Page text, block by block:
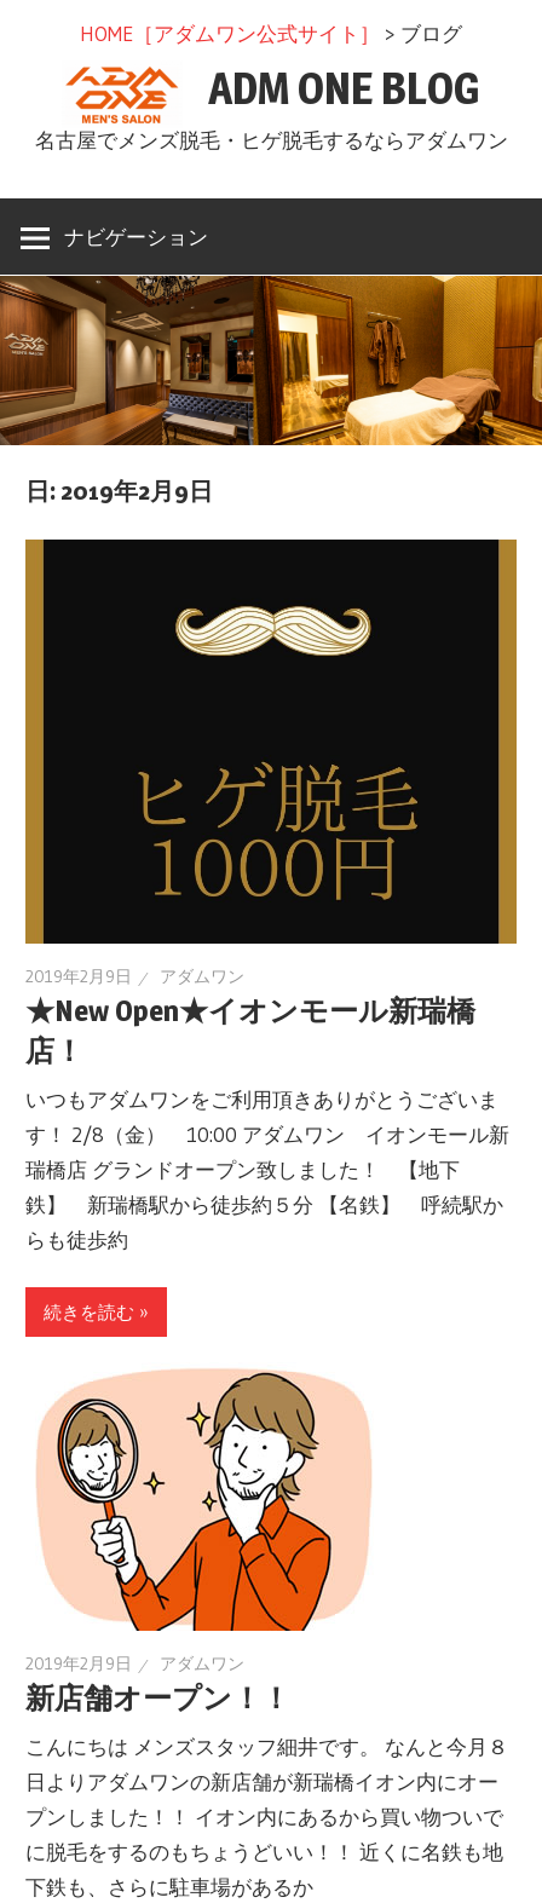
へ
ッ
プ
HOME［アダムワン公式サイト］ > ブログ
ADM ONE BLOG
名古屋でメンズ脱毛・ヒゲ脱毛するならアダムワン
ナビゲーション
日: 2019年2月9日
2019年2月9日 アダムワン
★New Open★イオンモール新瑞橋
店！
いつもアダムワンをご利用頂きありがとうございま
す！ 2/8（金） 10:00 アダムワン イオンモール新
瑞橋店 グランドオープン致しました！ 【地下
鉄】 新瑞橋駅から徒歩約５分 【名鉄】 呼続駅か
らも徒歩約
続きを読む »
2019年2月9日 アダムワン
新店舗オープン！！
こんにちは メンズスタッフ細井です。 なんと今月８
日よりアダムワンの新店舗が新瑞橋イオン内にオー
プンしました！！ イオン内にあるから買い物ついで
に脱毛をするのもちょうどいい！！ 近くに名鉄も地
下鉄も、さらに駐車場があるか